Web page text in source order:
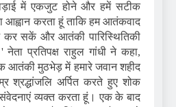
में एकजुट होने और हमें सटीक
आह्वान करता हूं ताकि हम आतंकवाद
कर सकें और आतंकी पारिस्थितिकी
प्रतिपक्ष राहुल गांधी ने कहा,
आतंकी मुठभेड़ में हमारे जवान शहीद
श्रद्धांजलि अर्पित करते हुए शोक
व्यक्त करता हूं। एक के बाद